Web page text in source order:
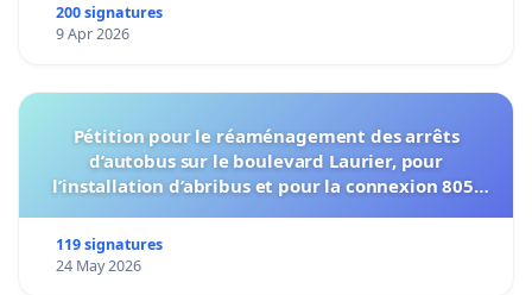
200 signatures
9 Apr 2026
Pétition pour le réaménagement des arrêts
d’autobus sur le boulevard Laurier, pour
l’installation d’abribus et pour la connexion 805-
119 signatures
24 May 2026